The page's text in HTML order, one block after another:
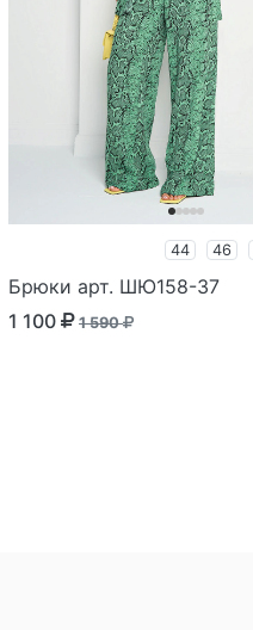
44 46
Брюки арт. ШЮ158-37
1 100
1 590